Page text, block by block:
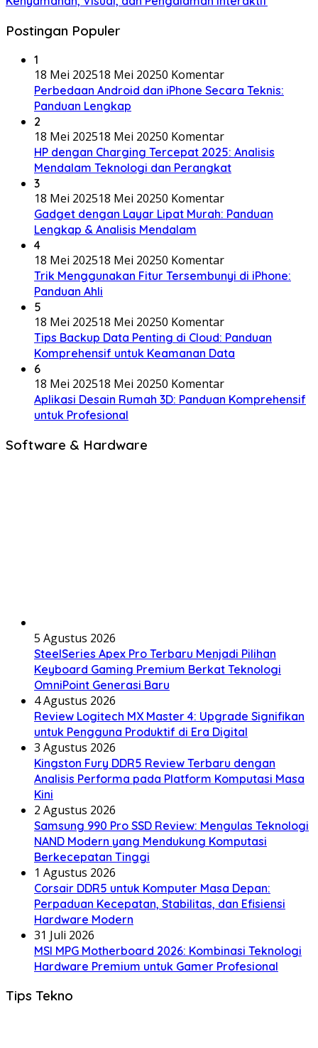
Postingan Populer
1
18 Mei 202518 Mei 20250 Komentar
Perbedaan Android dan iPhone Secara Teknis:
Panduan Lengkap
2
18 Mei 202518 Mei 20250 Komentar
HP dengan Charging Tercepat 2025: Analisis
Mendalam Teknologi dan Perangkat
3
18 Mei 202518 Mei 20250 Komentar
Gadget dengan Layar Lipat Murah: Panduan
Lengkap & Analisis Mendalam
4
18 Mei 202518 Mei 20250 Komentar
Trik Menggunakan Fitur Tersembunyi di iPhone:
Panduan Ahli
5
18 Mei 202518 Mei 20250 Komentar
Tips Backup Data Penting di Cloud: Panduan
Komprehensif untuk Keamanan Data
6
18 Mei 202518 Mei 20250 Komentar
Aplikasi Desain Rumah 3D: Panduan Komprehensif
untuk Profesional
Software & Hardware
5 Agustus 2026
SteelSeries Apex Pro Terbaru Menjadi Pilihan
Keyboard Gaming Premium Berkat Teknologi
OmniPoint Generasi Baru
4 Agustus 2026
Review Logitech MX Master 4: Upgrade Signifikan
untuk Pengguna Produktif di Era Digital
3 Agustus 2026
Kingston Fury DDR5 Review Terbaru dengan
Analisis Performa pada Platform Komputasi Masa
Kini
2 Agustus 2026
Samsung 990 Pro SSD Review: Mengulas Teknologi
NAND Modern yang Mendukung Komputasi
Berkecepatan Tinggi
1 Agustus 2026
Corsair DDR5 untuk Komputer Masa Depan:
Perpaduan Kecepatan, Stabilitas, dan Efisiensi
Hardware Modern
31 Juli 2026
MSI MPG Motherboard 2026: Kombinasi Teknologi
Hardware Premium untuk Gamer Profesional
Tips Tekno